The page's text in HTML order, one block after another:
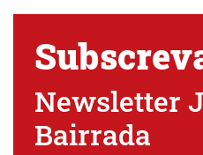
Newsletter
Bairrada